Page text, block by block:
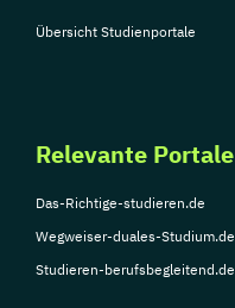
Übersicht Studienportale
Relevante Portale
Das-Richtige-studieren.de
Wegweiser-duales-Studium.de
Studieren-berufsbegleitend.de